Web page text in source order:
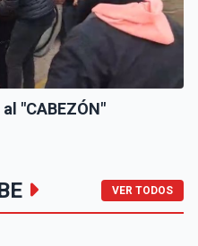
"CABEZÓN"
VER TODOS